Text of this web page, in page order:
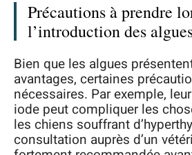
Précautions à prendre
l’introduction des
Bien que les algues
avantages, certaines
nécessaires. Par exemple,
iode peut compliquer les
les chiens souffrant
consultation auprès d’un